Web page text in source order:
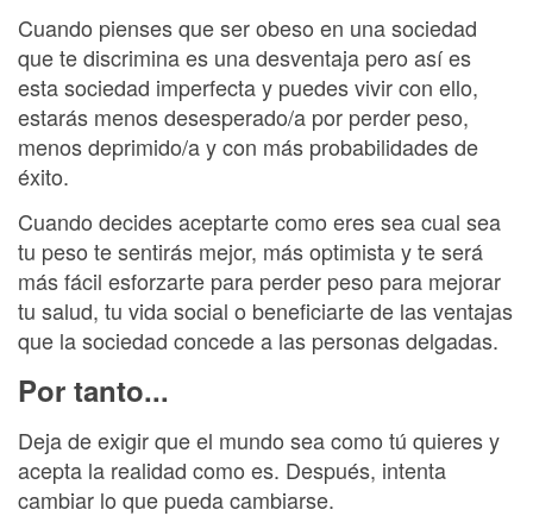
Cuando pienses que ser obeso en una sociedad
que te discrimina es una desventaja pero así es
esta sociedad imperfecta y puedes vivir con ello,
estarás menos desesperado/a por perder peso,
menos deprimido/a y con más probabilidades de
éxito.
Cuando decides aceptarte como eres sea cual sea
tu peso te sentirás mejor, más optimista y te será
más fácil esforzarte para perder peso para mejorar
tu salud, tu vida social o beneficiarte de las ventajas
que la sociedad concede a las personas delgadas.
Por tanto...
Deja de exigir que el mundo sea como tú quieres y
acepta la realidad como es. Después, intenta
cambiar lo que pueda cambiarse.